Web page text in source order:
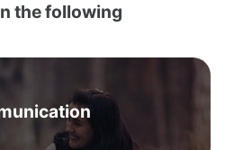
the following